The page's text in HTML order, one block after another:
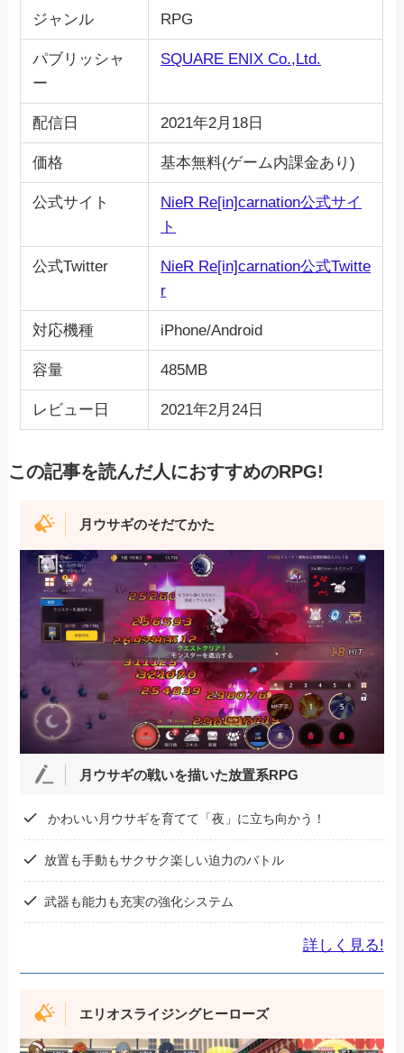
ジャンル RPG
パブリッシャ
ー
SQUARE ENIX Co.,Ltd.
配信日 2021年2月18日
価格 基本無料(ゲーム内課金あり)
公式サイト
NieR Re[in]carnation公式サイ
ト
公式Twitter
NieR Re[in]carnation公式Twitte
r
対応機種 iPhone/Android
容量 485MB
レビュー日 2021年2月24日
この記事を読んだ人におすすめのRPG!
月ウサギのそだてかた
月ウサギの戦いを描いた放置系RPG
かわいい月ウサギを育てて「夜」に立ち向かう！
放置も手動もサクサク楽しい迫力のバトル
武器も能力も充実の強化システム
詳しく見る!
エリオスライジングヒーローズ